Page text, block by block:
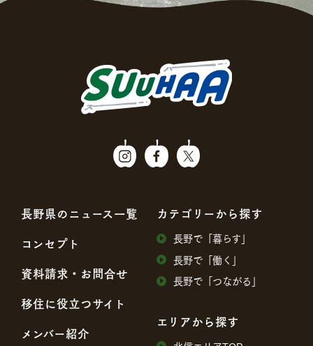
⻑野県のニュース⼀覧
コンセプト
資料請求・お問合せ
移住に役⽴つサイト
メンバー紹介
カテゴリーから探す
⻑野で「暮らす」
⻑野で「働く」
⻑野で「つながる」
エリアから探す